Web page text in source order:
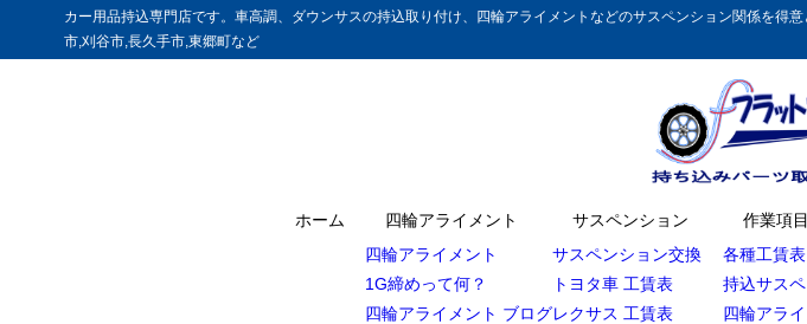
カー用品持込専門店です。車高調、ダウンサスの持込取り付け、四輪アライメントなどのサスペンション関係を
市,刈谷市,長久手市,東郷町など
ホーム
四輪アライメント
四輪アライメント
1G締めって何？
四輪アライメント ブログ
サスペンション
サスペンション交換
トヨタ車 工賃表
レクサス 工賃表
作業項目
各種工賃表
持込サス
四輪アラ